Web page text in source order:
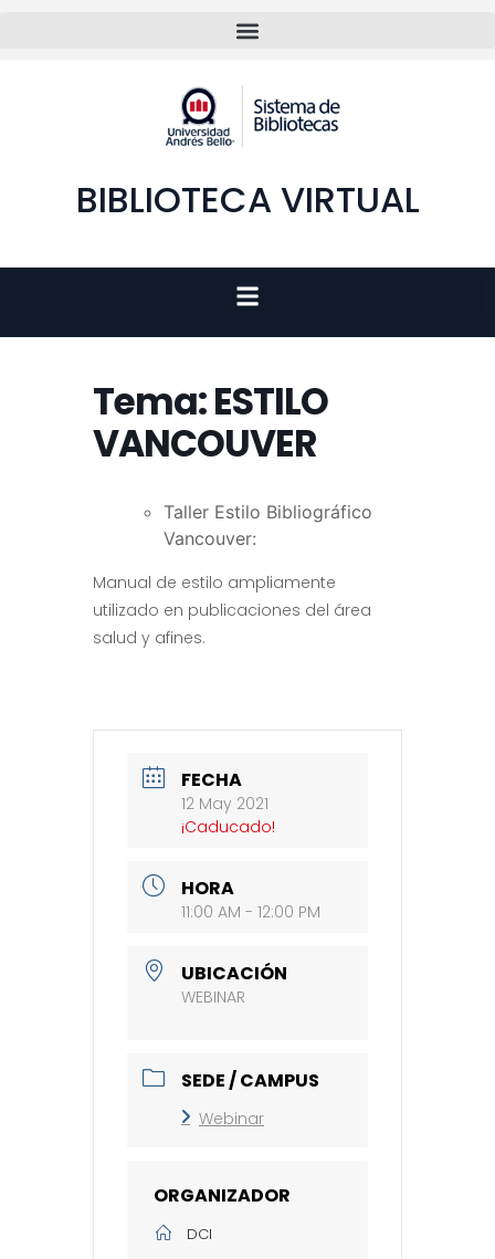
BIBLIOTECA VIRTUAL
Tema: ESTILO
VANCOUVER
Taller Estilo Bibliográfico
Vancouver:
Manual de estilo ampliamente
utilizado en publicaciones del área
salud y afines.
FECHA
12 May 2021
¡Caducado!
HORA
11:00 AM - 12:00 PM
UBICACIÓN
WEBINAR
SEDE / CAMPUS
Webinar
ORGANIZADOR
DCI